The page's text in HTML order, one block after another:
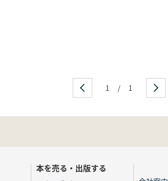
1 / 1
本を売る・出版する